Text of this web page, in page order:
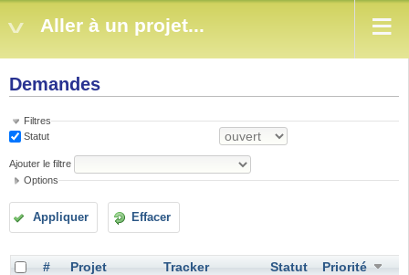
Aller à un projet...
Demandes
Filtres
Statut
Ajouter le filtre
Options
Appliquer Effacer
# Projet Tracker Statut
Priorité